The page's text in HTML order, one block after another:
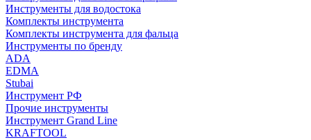
Инструменты для водостока
Комплекты инструмента
Комплекты инструмента для фальца
Инструменты по бренду
ADA
EDMA
Stubai
Инструмент РФ
Прочие инструменты
Инструмент Grand Line
KRAFTOOL